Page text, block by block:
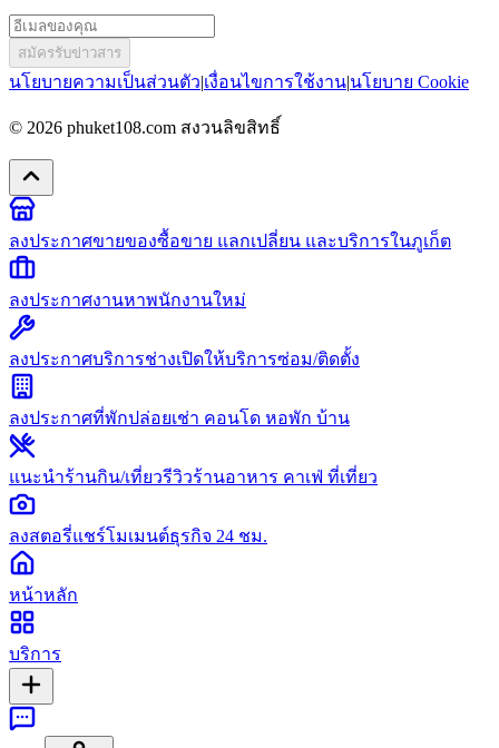
สมัครรับข่าวสาร
นโยบายความเป็นส่วนตัว|เงื่อนไขการใช้งาน|นโยบาย Cookie
© 2026 phuket108.com สงวนลิขสิทธิ์
ลงประกาศขายของซื้อขาย แลกเปลี่ยน และบริการในภูเก็ต
ลงประกาศงานหาพนักงานใหม่
ลงประกาศบริการช่างเปิดให้บริการซ่อม/ติดตั้ง
ลงประกาศที่พักปล่อยเช่า คอนโด หอพัก บ้าน
แนะนำร้านกิน/เที่ยวรีวิวร้านอาหาร คาเฟ่ ที่เที่ยว
ลงสตอรี่แชร์โมเมนต์ธุรกิจ 24 ชม.
หน้าหลัก
บริการ